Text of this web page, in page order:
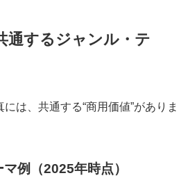
通するジャンル・テ
は、共通する“商用価値”がありま
例（2025年時点）